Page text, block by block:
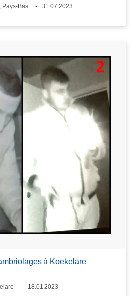
Pays-Bas
31.07.2023
à Koekelare
18.01.2023